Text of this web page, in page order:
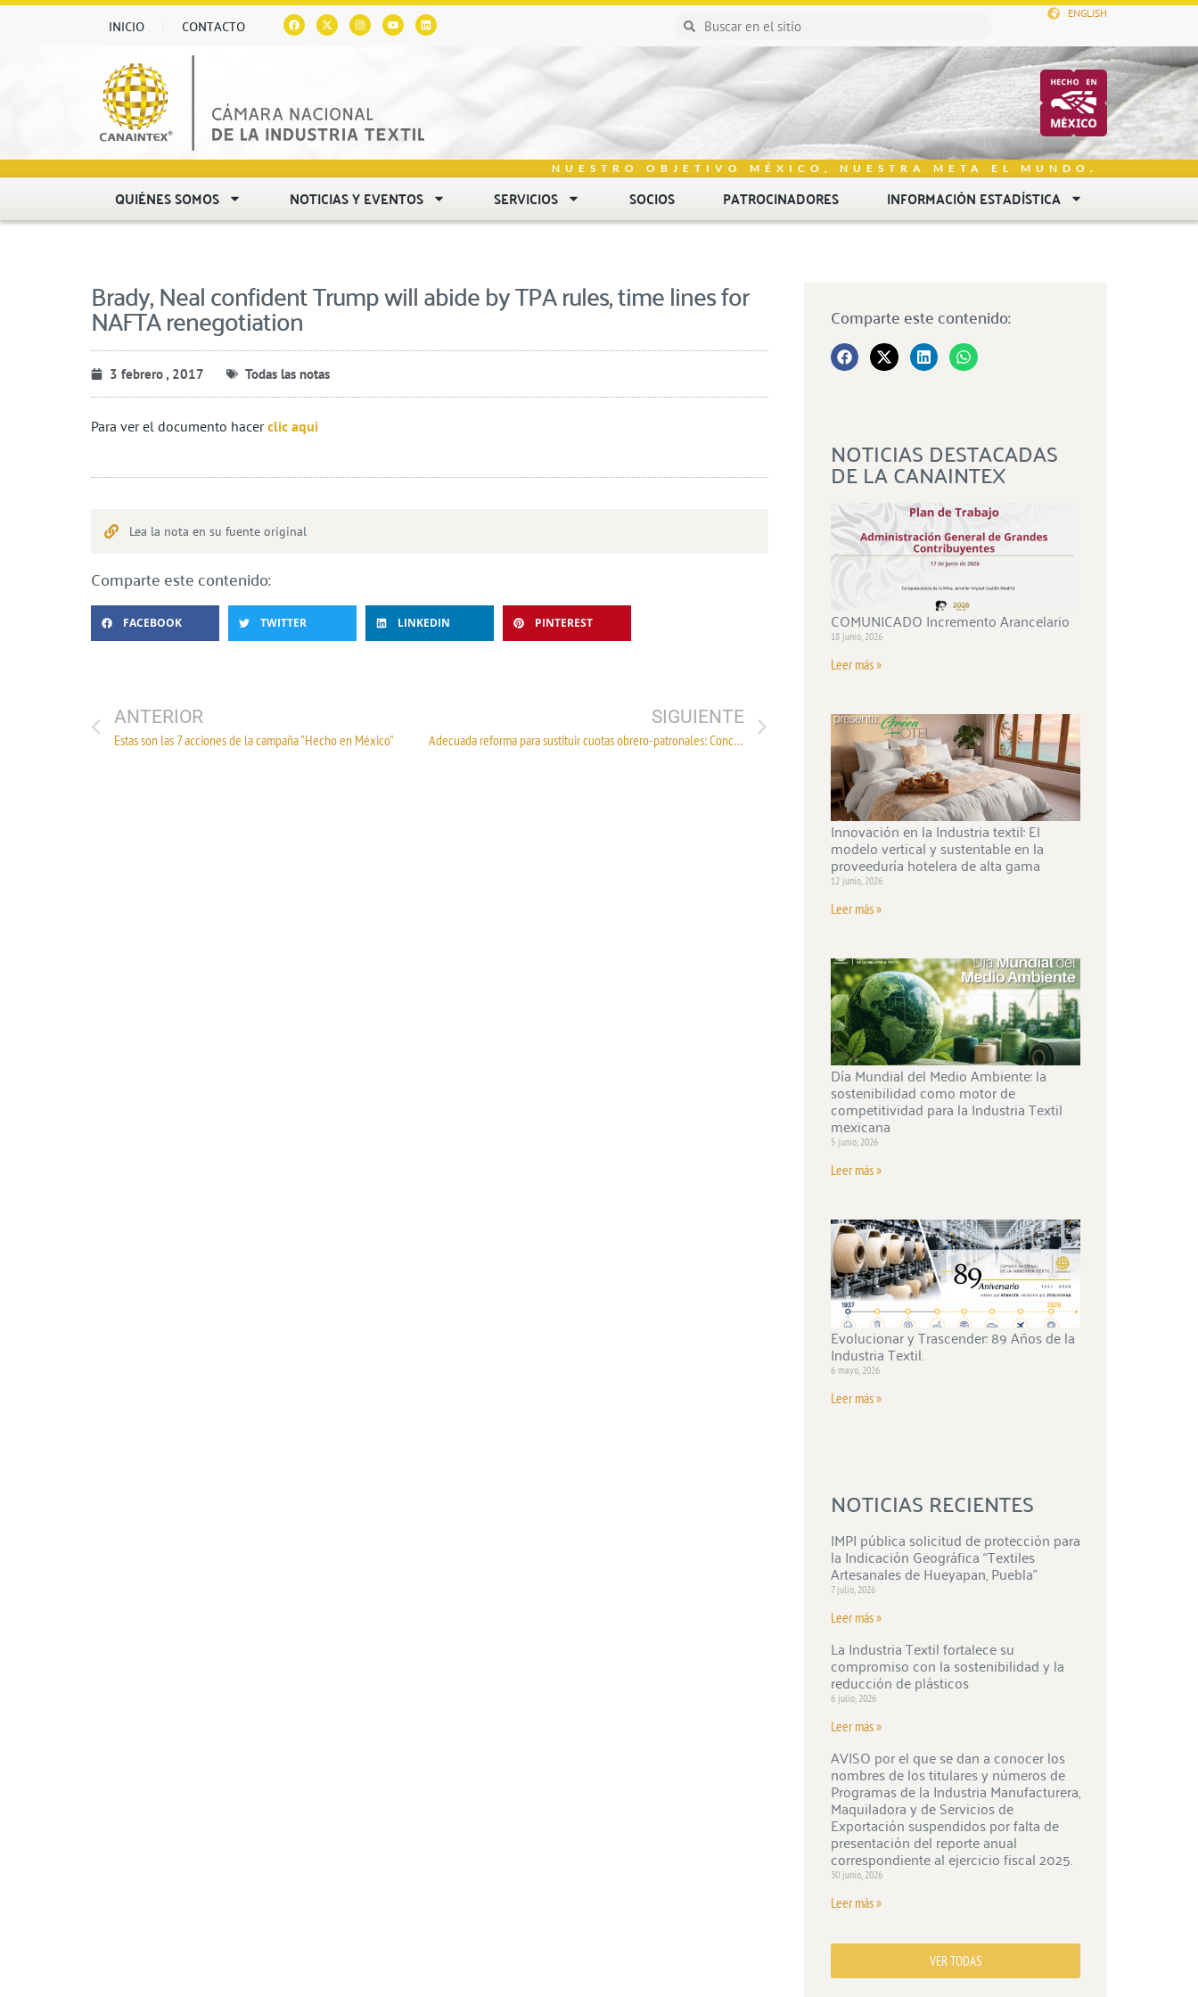
INICIO CONTACTO
ENGLISH
NUESTRO OBJETIVO MÉXICO, NUESTRA META EL MUNDO.
QUIÉNES SOMOS NOTICIAS Y EVENTOS SERVICIOS SOCIOS PATROCINADORES INFORMACIÓN ESTADÍSTICA
Brady, Neal confident Trump will abide by TPA rules, time lines for
NAFTA renegotiation
3 febrero , 2017 Todas las notas
Para ver el documento hacerclic aqui
Lea la nota en su fuente original
Comparte este contenido:
FACEBOOK TWITTER LINKEDIN PINTEREST
ANTERIOR
Estas son las 7 acciones de la campaña "Hecho en México"
SIGUIENTE
Adecuada reforma para sustituir cuotas obrero-patronales: Concamin
Comparte este contenido:
NOTICIAS DESTACADAS
DE LA CANAINTEX
COMUNICADO Incremento Arancelario
18 junio, 2026
Leer más »
Innovación en la Industria textil: El
modelo vertical y sustentable en la
proveeduría hotelera de alta gama
12 junio, 2026
Leer más »
Día Mundial del Medio Ambiente: la
sostenibilidad como motor de
competitividad para la Industria Textil
mexicana
5 junio, 2026
Leer más »
Evolucionar y Trascender: 89 Años de la
Industria Textil.
6 mayo, 2026
Leer más »
NOTICIAS RECIENTES
IMPI pública solicitud de protección para
la Indicación Geográfica “Textiles
Artesanales de Hueyapan, Puebla”
7 julio, 2026
Leer más »
La Industria Textil fortalece su
compromiso con la sostenibilidad y la
reducción de plásticos
6 julio, 2026
Leer más »
AVISO por el que se dan a conocer los
nombres de los titulares y números de
Programas de la Industria Manufacturera,
Maquiladora y de Servicios de
Exportación suspendidos por falta de
presentación del reporte anual
correspondiente al ejercicio fiscal 2025.
30 junio, 2026
Leer más »
VER TODAS